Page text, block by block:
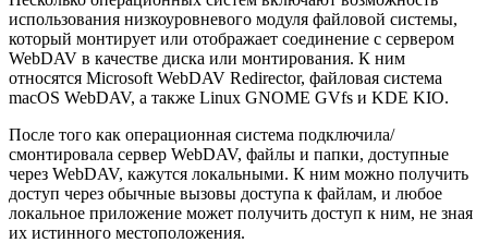
использования низкоуровневого модуля файловой системы,
который монтирует или отображает соединение с сервером
WebDAV в качестве диска или монтирования. К ним
относятся Microsoft WebDAV Redirector, файловая система
macOS WebDAV, а также Linux GNOME GVfs и KDE KIO.
После того как операционная система подключила/
смонтировала сервер WebDAV, файлы и папки, доступные
через WebDAV, кажутся локальными. К ним можно получить
доступ через обычные вызовы доступа к файлам, и любое
локальное приложение может получить доступ к ним, не зная
их истинного местоположения.